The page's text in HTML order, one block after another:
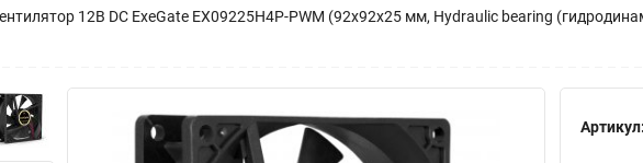
12В DC ExeGate EX09225H4P-PWM (92x92x25 мм, Hydraulic bearing
Артикул: